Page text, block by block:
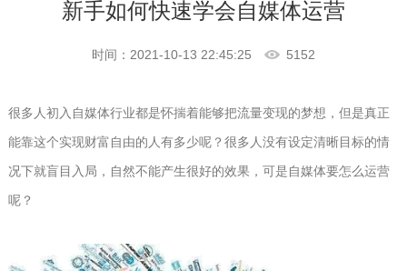
新手如何快速学会自媒体运营
时间：2021-10-13 22:45:25 5152
很多人初入自媒体行业都是怀揣着能够把流量变现的梦想，但是真正
能靠这个实现财富自由的人有多少呢？很多人没有设定清晰目标的情
况下就盲目入局，自然不能产生很好的效果，可是自媒体要怎么运营
呢？